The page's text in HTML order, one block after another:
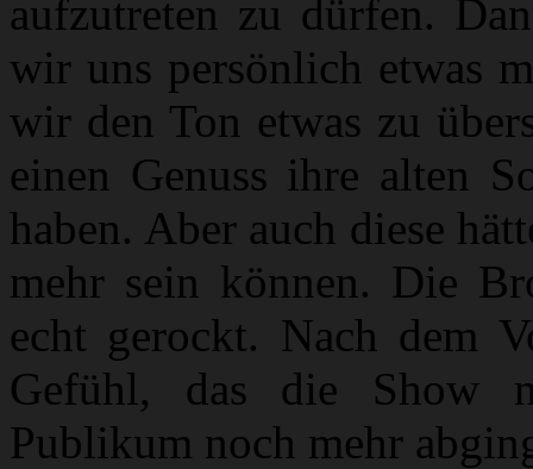
aufzutreten zu dürfen.
wir uns persönlich etwas
wir den Ton etwas zu
einen Genuss ihre alten
haben. Aber auch diese
mehr sein können. Die
echt gerockt. Nach dem
Gefühl, das die Show
Publikum noch mehr